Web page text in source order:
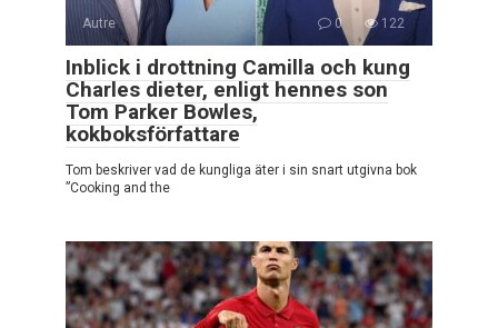
Autre 0 122
Inblick i drottning Camilla och kung
Charles dieter, enligt hennes son
Tom Parker Bowles,
kokboksförfattare
Tom beskriver vad de kungliga äter i sin snart utgivna bok
”Cooking and the